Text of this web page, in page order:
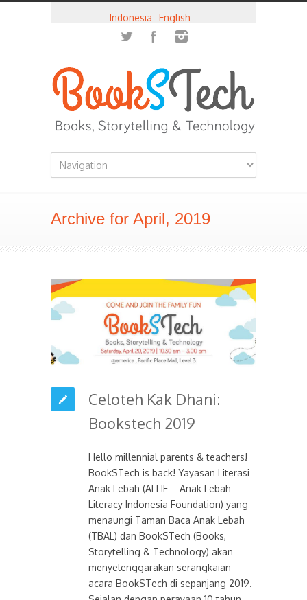
Indonesia English
Archive for April, 2019
Celoteh Kak Dhani:
Bookstech 2019
Hello millennial parents & teachers!
BookSTech is back! Yayasan Literasi
Anak Lebah (ALLIF – Anak Lebah
Literacy Indonesia Foundation) yang
menaungi Taman Baca Anak Lebah
(TBAL) dan BookSTech (Books,
Storytelling & Technology) akan
menyelenggarakan serangkaian
acara BookSTech di sepanjang 2019.